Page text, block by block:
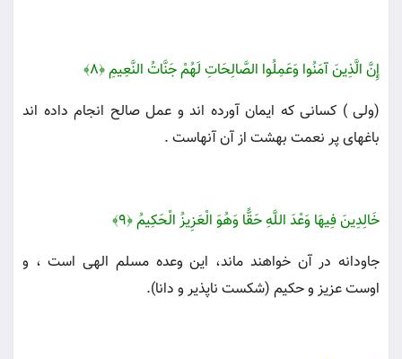
إِنَّ الَّذِينَ آمَنُوا وَعَمِلُوا الصَّالِحَاتِ لَهُمْ جَنَّاتُ النَّعِيمِ ﴿۸﴾
(ولى ) كسانى كه ايمان آورده اند و عمل صالح انجام داده اند
باغهاى پر نعمت بهشت از آن آنهاست .
خَالِدِينَ فِيهَا وَعْدَ اللَّهِ حَقًّا وَهُوَ الْعَزِيزُ الْحَكِيمُ ﴿۹﴾
جاودانه در آن خواهند ماند، اين وعده مسلم الهى است ، و
اوست عزيز و حكيم (شكست ناپذير و دانا).